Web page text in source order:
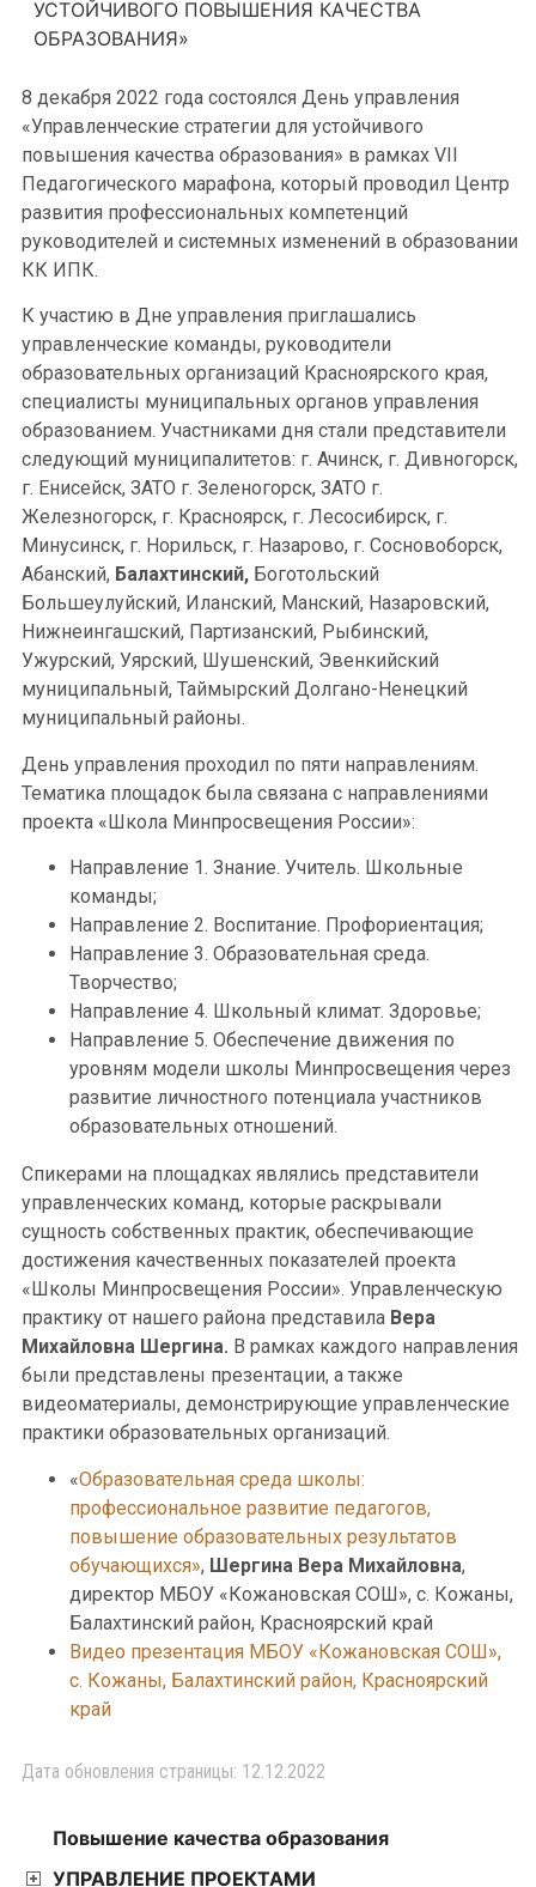
УСТОЙЧИВОГО ПОВЫШЕНИЯ КАЧЕСТВА
ОБРАЗОВАНИЯ»
8 декабря 2022 года состоялся День управления
«Управленческие стратегии для устойчивого
повышения качества образования» в рамках VII
Педагогического марафона, который проводил Центр
развития профессиональных компетенций
руководителей и системных изменений в образовании
КК ИПК.
К участию в Дне управления приглашались
управленческие команды, руководители
образовательных организаций Красноярского края,
специалисты муниципальных органов управления
образованием. Участниками дня стали представители
следующий муниципалитетов: г. Ачинск, г. Дивногорск,
г. Енисейск, ЗАТО г. Зеленогорск, ЗАТО г.
Железногорск, г. Красноярск, г. Лесосибирск, г.
Минусинск, г. Норильск, г. Назарово, г. Сосновоборск,
Абанский, Балахтинский, Боготольский
Большеулуйский, Иланский, Манский, Назаровский,
Нижнеингашский, Партизанский, Рыбинский,
Ужурский, Уярский, Шушенский, Эвенкийский
муниципальный, Таймырский Долгано-Ненецкий
муниципальный районы.
День управления проходил по пяти направлениям.
Тематика площадок была связана с направлениями
проекта «Школа Минпросвещения России»:
Направление 1. Знание. Учитель. Школьные
команды;
Направление 2. Воспитание. Профориентация;
Направление 3. Образовательная среда.
Творчество;
Направление 4. Школьный климат. Здоровье;
Направление 5. Обеспечение движения по
уровням модели школы Минпросвещения через
развитие личностного потенциала участников
образовательных отношений.
Спикерами на площадках являлись представители
управленческих команд, которые раскрывали
сущность собственных практик, обеспечивающие
достижения качественных показателей проекта
«Школы Минпросвещения России». Управленческую
практику от нашего района представила Вера
Михайловна Шергина. В рамках каждого направления
были представлены презентации, а также
видеоматериалы, демонстрирующие управленческие
практики образовательных организаций.
«Образовательная среда школы:
профессиональное развитие педагогов,
повышение образовательных результатов
обучающихся», Шергина Вера Михайловна,
директор МБОУ «Кожановская СОШ», с. Кожаны,
Балахтинский район, Красноярский край
Видео презентация МБОУ «Кожановская СОШ»,
с. Кожаны, Балахтинский район, Красноярский
край
Дата обновления страницы: 12.12.2022
Повышение качества образования
УПРАВЛЕНИЕ ПРОЕКТАМИ